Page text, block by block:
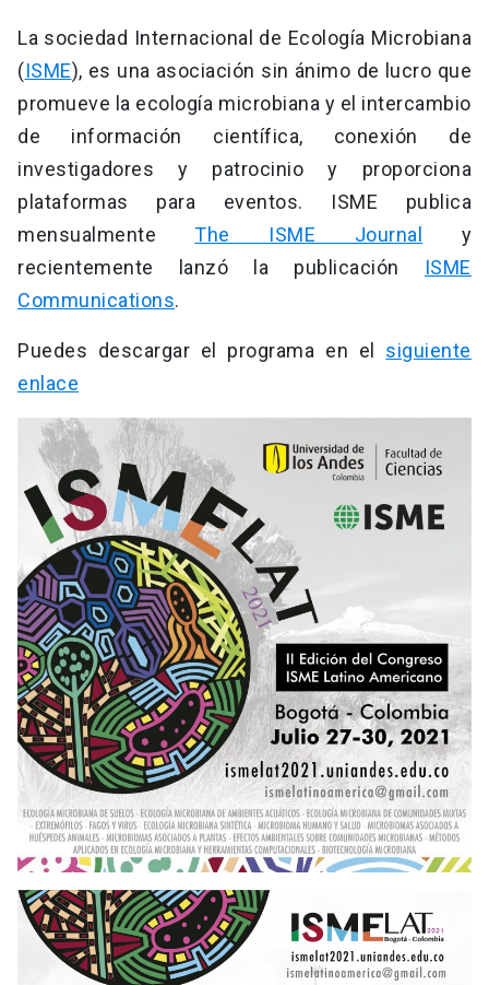
La sociedad Internacional de Ecología Microbiana
(ISME), es una asociación sin ánimo de lucro que
promueve la ecología microbiana y el intercambio
de información científica, conexión de
investigadores y patrocinio y proporciona
plataformas para eventos. ISME publica
mensualmenteThe ISME Journal
y
recientemente lanzó la publicación ISME
Communications.
Puedes descargar el programa en el siguiente
enlace